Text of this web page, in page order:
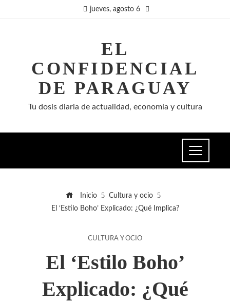
jueves, agosto 6
EL
CONFIDENCIAL
DE PARAGUAY
Tu dosis diaria de actualidad, economía y cultura
Inicio
Cultura y ocio
El ‘Estilo Boho’ Explicado: ¿Qué Implica?
CULTURA Y OCIO
El ‘Estilo Boho’
Explicado: ¿Qué